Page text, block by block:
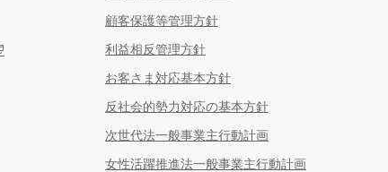
顧客保護等管理方針
利益相反管理方針
お客さま対応基本方針
反社会的勢力対応の基本方針
次世代法一般事業主行動計画
女性活躍推進法一般事業主行動計画